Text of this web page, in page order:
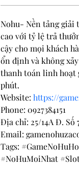
Nohu- Nền tảng giải
cao với tỷ lệ trả
cậy cho mọi khách
ổn định và không
thanh toán linh hoạt
phút.
Website: https://
Phone: 0927384151
Địa chỉ: 25/14A Đ. Số
Email:
Tags:
#NoHuMoiNhat